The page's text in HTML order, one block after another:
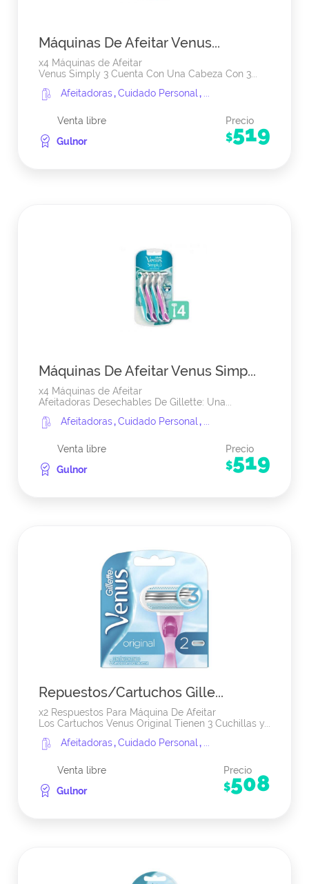
Máquinas De Afeitar Venus...
x4 Máquinas de Afeitar
Venus Simply 3 Cuenta Con Una Cabeza Con 3...
Afeitadoras,Cuidado Personal,
Venta libre
Gulnor
Precio
$519
Máquinas De Afeitar Venus Simp...
x4 Máquinas de Afeitar
Afeitadoras Desechables De Gillette: Una...
Afeitadoras,Cuidado Personal,
Venta libre
Gulnor
Precio
$519
Repuestos/Cartuchos Gille...
x2 Respuestos Para Máquina De Afeitar
Los Cartuchos Venus Original Tienen 3 Cuchillas y...
Afeitadoras,Cuidado Personal,
Venta libre
Gulnor
Precio
$508